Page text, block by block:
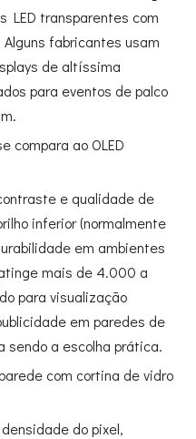
LED transparentes com
fabricantes usam
de altíssima
para eventos de palco
compara ao OLED
e qualidade de
inferior (normalmente
em ambientes
mais de 4.000 a
para visualização
em paredes de
sendo a escolha prática.
com cortina de vidro
do pixel,